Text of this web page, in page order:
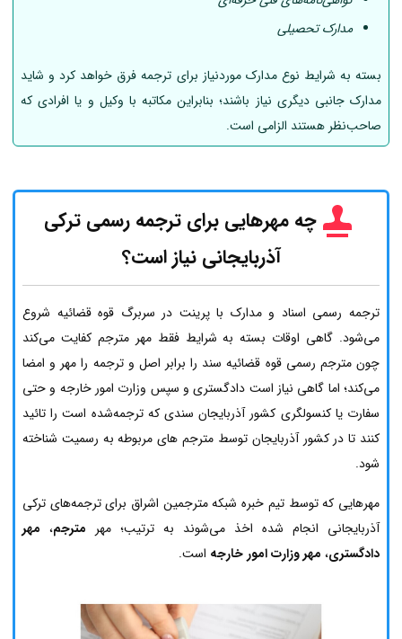
مدارک تحصیلی
بسته به شرایط نوع مدارک موردنیاز برای ترجمه فرق خواهد کرد و شاید
مدارک جانبی دیگری نیاز باشند؛ بنابراین مکاتبه با وکیل و یا افرادی که
صاحب‌نظر هستند الزامی است.
چه مهرهایی برای ترجمه رسمی ترکی
آذربایجانی نیاز است؟
ترجمه رسمی اسناد و مدارک با پرینت در سربرگ قوه قضائیه شروع
می‌شود. گاهی اوقات بسته به شرایط فقط مهر مترجم کفایت می‌کند
چون مترجم رسمی قوه قضائیه سند را برابر اصل و ترجمه را مهر و امضا
می‌کند؛ اما گاهی نیاز است دادگستری و سپس وزارت امور خارجه و حتی
سفارت یا کنسولگری کشور آذربایجان سندی که ترجمه‌شده است را تائید
کنند تا در کشور آذربایجان توسط مترجم های مربوطه به رسمیت شناخته
شود.
مهرهایی که توسط تیم خبره شبکه مترجمین اشراق برای ترجمه‌های ترکی
آذربایجانی انجام شده اخذ می‌شوند به ترتیب؛ مهر مترجم، مهر
دادگستری، مهر وزارت امور خارجه است.